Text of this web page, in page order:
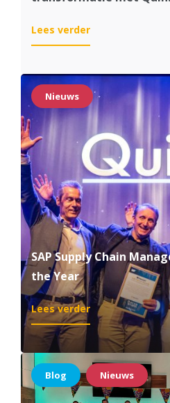
Lees verder:
Yanmar
zet
grote
stap
digitale
transformatie
met
Quinso
Nieuws
SAP Supply Chain
the Year
Lees verder:
SAP
Supply
Chain
Management
Partner
of
Blog Nieuws